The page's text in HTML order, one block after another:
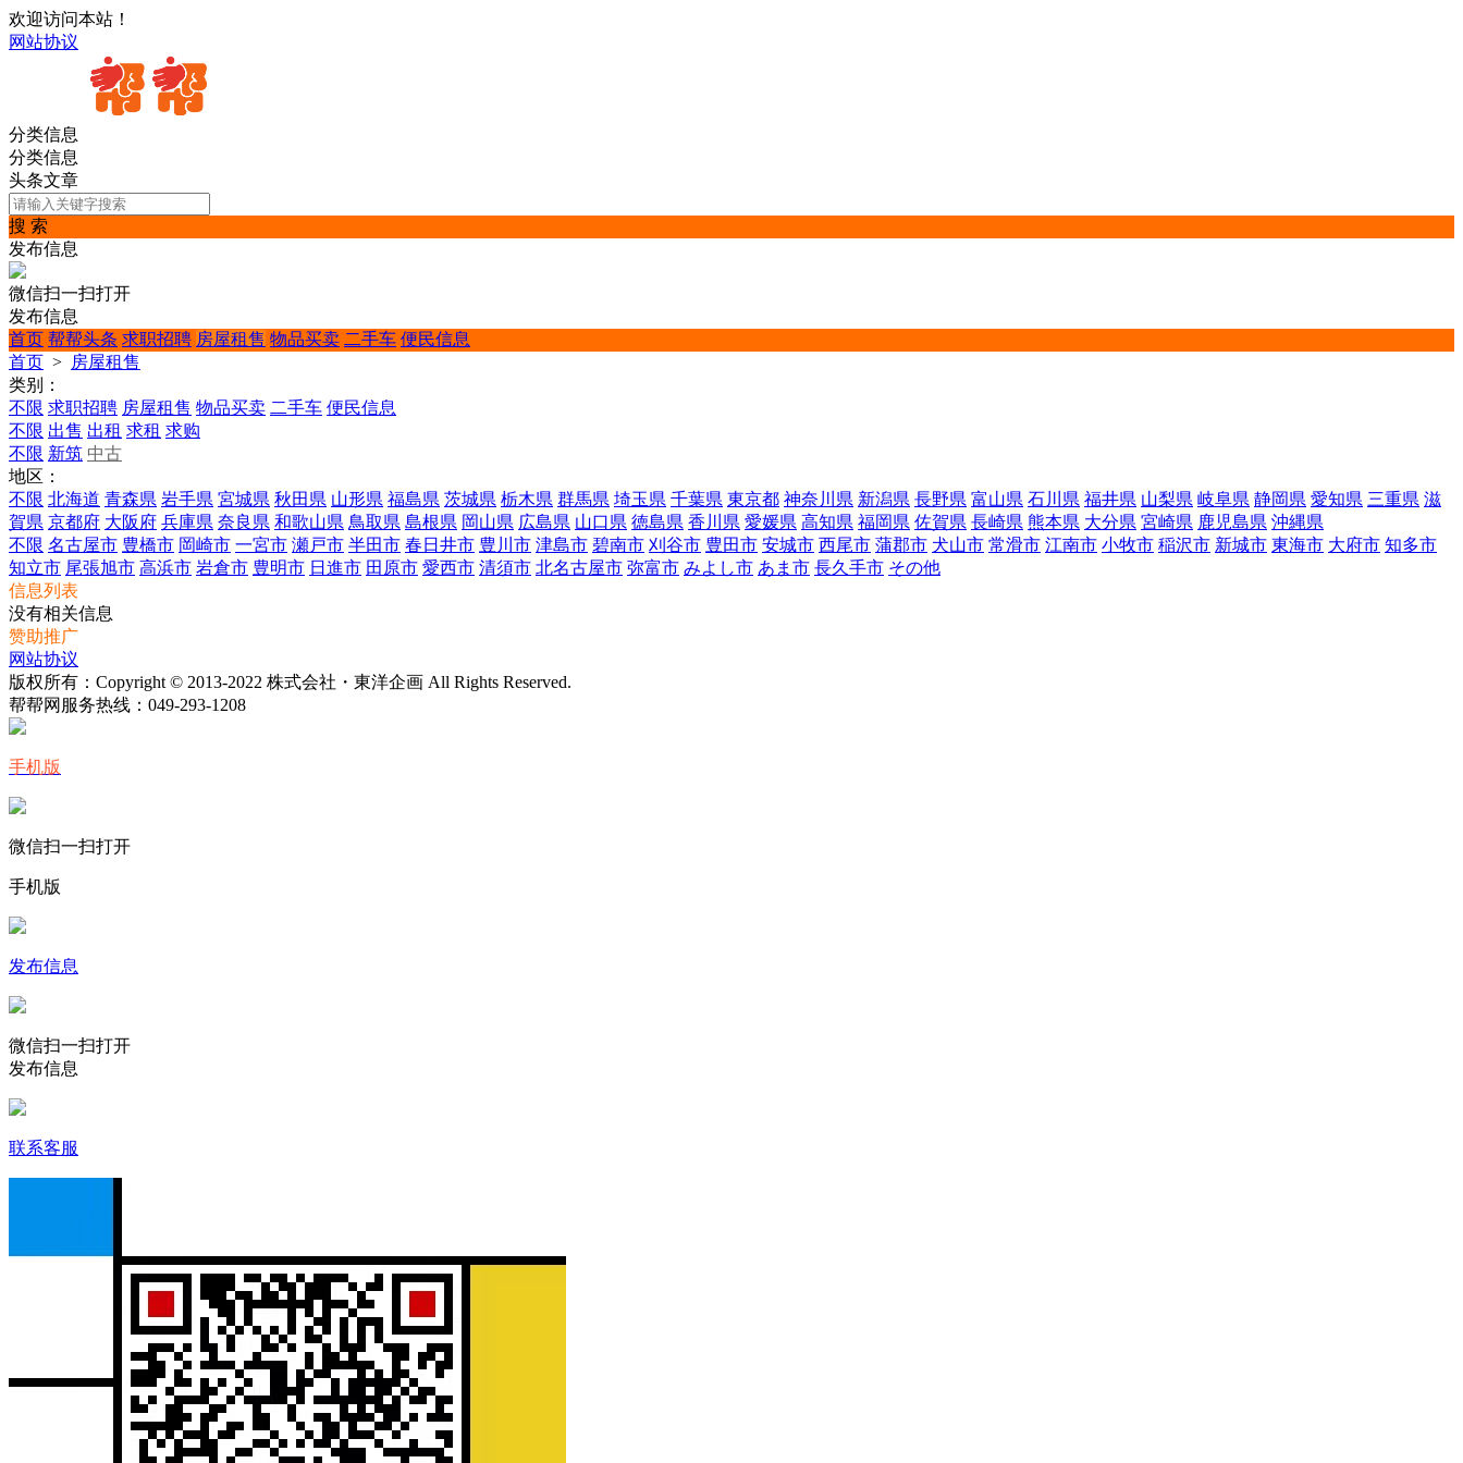
欢迎访问本站！
网站协议
分类信息
分类信息
头条文章
搜 索
发布信息
微信扫一扫打开
发布信息
首页 帮帮头条 求职招聘 房屋租售 物品买卖 二手车 便民信息
首页 > 房屋租售
类别：
不限 求职招聘 房屋租售 物品买卖 二手车 便民信息
不限 出售 出租 求租 求购
不限 新筑 中古
地区：
不限 北海道 青森県 岩手県 宮城県 秋田県 山形県 福島県 茨城県 栃木県 群馬県 埼玉県 千葉県 東京都 神奈川県 新潟県 長野県 富山県 石川県 福井県 山梨県 岐阜県 静岡県 愛知県 三重県 滋
賀県 京都府 大阪府 兵庫県 奈良県 和歌山県 鳥取県 島根県 岡山県 広島県 山口県 徳島県 香川県 愛媛県 高知県 福岡県 佐賀県 長崎県 熊本県 大分県 宮崎県 鹿児島県 沖縄県
不限 名古屋市 豊橋市 岡崎市 一宮市 瀬戸市 半田市 春日井市 豊川市 津島市 碧南市 刈谷市 豊田市 安城市 西尾市 蒲郡市 犬山市 常滑市 江南市 小牧市 稲沢市 新城市 東海市 大府市 知多市
知立市 尾張旭市 高浜市 岩倉市 豊明市 日進市 田原市 愛西市 清須市 北名古屋市 弥富市 みよし市 あま市 長久手市 その他
信息列表
没有相关信息
赞助推广
网站协议
版权所有：Copyright © 2013-2022 株式会社・東洋企画 All Rights Reserved.
帮帮网服务热线： 049-293-1208
手机版
微信扫一扫打开
手机版
发布信息
微信扫一扫打开
发布信息
联系客服